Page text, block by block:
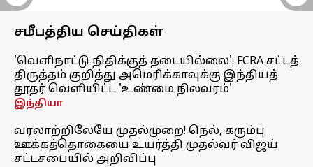
சமீபத்திய செய்திகள்
'வெளிநாட்டு நிதிக்குத் தடையில்லை': FCRA சட்டத்
திருத்தம் குறித்து அமெரிக்காவுக்கு இந்தியத்
தூதர் வெளியிட்ட 'உண்மை நிலவரம்'
இந்தியா
வரலாற்றிலேயே முதல்முறை! நெல், கரும்பு
ஊக்கத்தொகையை உயர்த்தி முதல்வர் விஜய்
சட்டசபையில் அறிவிப்பு